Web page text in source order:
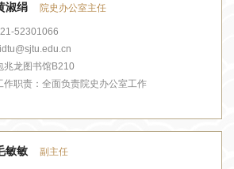
淑绢 院史办公室主任
52301066
兆龙图书馆B210
作职责： 全面负责院史办公室工作
敏敏 副主任